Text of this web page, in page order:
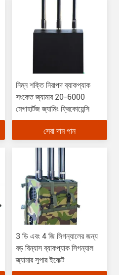
নিম্ন শক্তি নিরাপদ ব্যাকপ্যাক
সংকেত জ্যামার 20-6000
মেগাহার্টজ জ্যামিং ফ্রিকোয়েন্সি
সেরা দাম পান
3 ডি এবং 4 জি সিগন্যালের জন্য
বড় বিন্যাস ব্যাকপ্যাক সিগন্যাল
জ্যামার সুপার ইফেক্ট